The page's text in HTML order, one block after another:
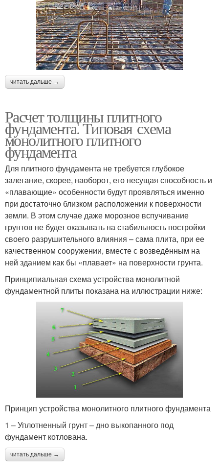
читать дальше →
Расчет толщины плитного
фундамента. Типовая схема
монолитного плитного
фундамента
Для плитного фундамента не требуется глубокое
залегание, скорее, наоборот, его несущая способность и
«плавающие» особенности будут проявляться именно
при достаточно близком расположении к поверхности
земли. В этом случае даже морозное вспучивание
грунтов не будет оказывать на стабильность постройки
своего разрушительного влияния – сама плита, при ее
качественном сооружении, вместе с возведённым на
ней зданием как бы «плавает» на поверхности грунта.
Принципиальная схема устройства монолитной
фундаментной плиты показана на иллюстрации ниже:
Принцип устройства монолитного плитного фундамента
1 – Уплотненный грунт – дно выкопанного под
фундамент котлована.
читать дальше →